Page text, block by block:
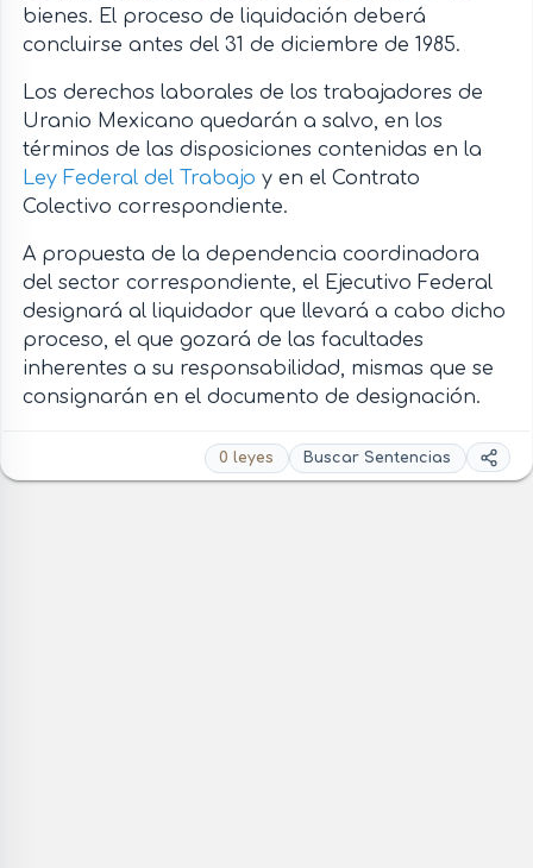
bienes. El proceso de liquidación deberá
concluirse antes del 31 de diciembre de 1985.
Los derechos laborales de los trabajadores de
Uranio Mexicano quedarán a salvo, en los
términos de las disposiciones contenidas en la
Ley Federal del Trabajo y en el Contrato
Colectivo correspondiente.
A propuesta de la dependencia coordinadora
del sector correspondiente, el Ejecutivo Federal
designará al liquidador que llevará a cabo dicho
proceso, el que gozará de las facultades
inherentes a su responsabilidad, mismas que se
consignarán en el documento de designación.
0 leyes Buscar Sentencias